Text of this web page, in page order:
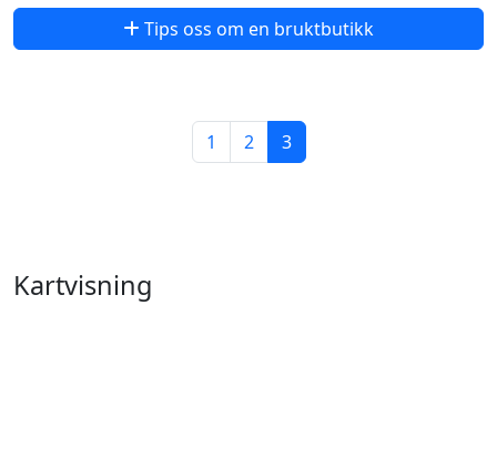
Tips oss om en bruktbutikk
1 2 3
Kartvisning